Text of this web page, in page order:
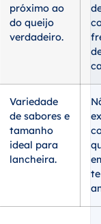
próximo ao
do queijo
verdadeiro.
Variedade
de sabores e
tamanho
ideal para
lancheira.